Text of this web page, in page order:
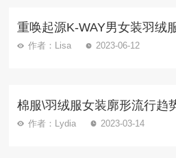
重唤起源K-WAY男女装羽绒
作者：Lisa 2023-06-12
棉服\羽绒服女装廓形流行趋
作者：Lydia 2023-03-14